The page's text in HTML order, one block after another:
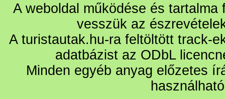
A weboldal működése és
vesszük az
A turistautak.hu-ra feltöltött track-
adatbázist az ODbL
Minden egyéb anyag előzetes